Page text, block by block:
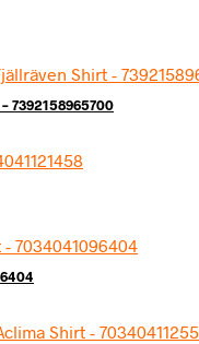
7392158965700